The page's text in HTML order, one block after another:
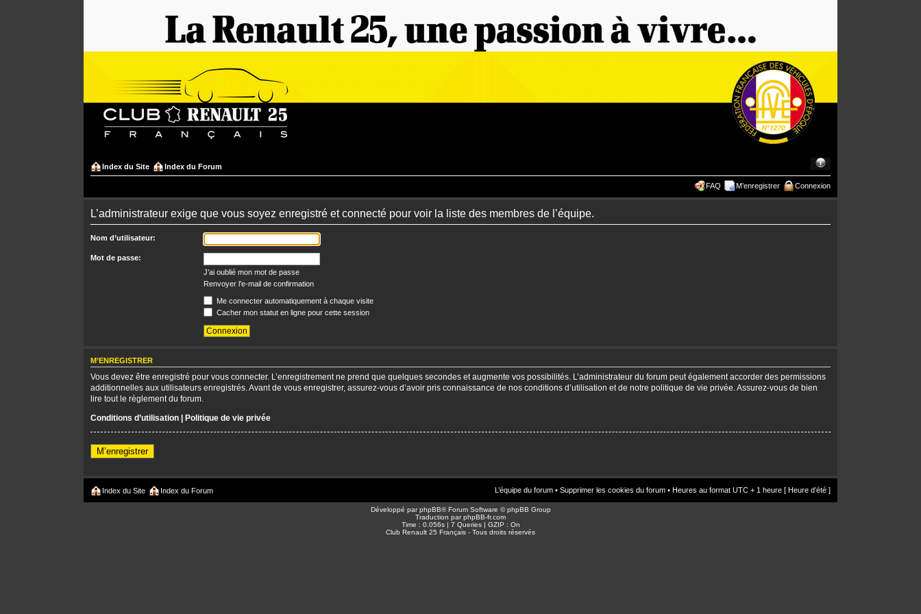
Index du Site Index du Forum
FAQ M’enregistrer Connexion
L’administrateur exige que vous soyez enregistré et connecté pour voir la liste des membres de l’équipe.
Nom d’utilisateur:
Mot de passe:
J’ai oublié mon mot de passe
Renvoyer l’e-mail de confirmation
Me connecter automatiquement à chaque visite
Cacher mon statut en ligne pour cette session
M’ENREGISTRER
Vous devez être enregistré pour vous connecter. L’enregistrement ne prend que quelques secondes et augmente vos possibilités. L’administrateur du forum peut également accorder des permissions
additionnelles aux utilisateurs enregistrés. Avant de vous enregistrer, assurez-vous d’avoir pris connaissance de nos conditions d’utilisation et de notre politique de vie privée. Assurez-vous de bien
lire tout le règlement du forum.
Conditions d’utilisation | Politique de vie privée
M’enregistrer
Index du Site Index du Forum L’équipe du forum • Supprimer les cookies du forum • Heures au format UTC + 1 heure [ Heure d’été ]
Développé parphpBB® Forum Software © phpBB Group
Traduction parphpBB-fr.com
Time : 0.056s | 7 Queries | GZIP : On
Club Renault 25 Français - Tous droits réservés